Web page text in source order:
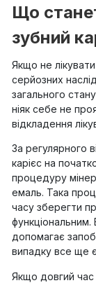
Що
зубний
Якщо не
серйозних
загального
ніяк себе не
відкладення
За регулярного
карієс на
процедуру
емаль. Така
часу зберегти
допомагає
випадку все ще
Якщо довгий час